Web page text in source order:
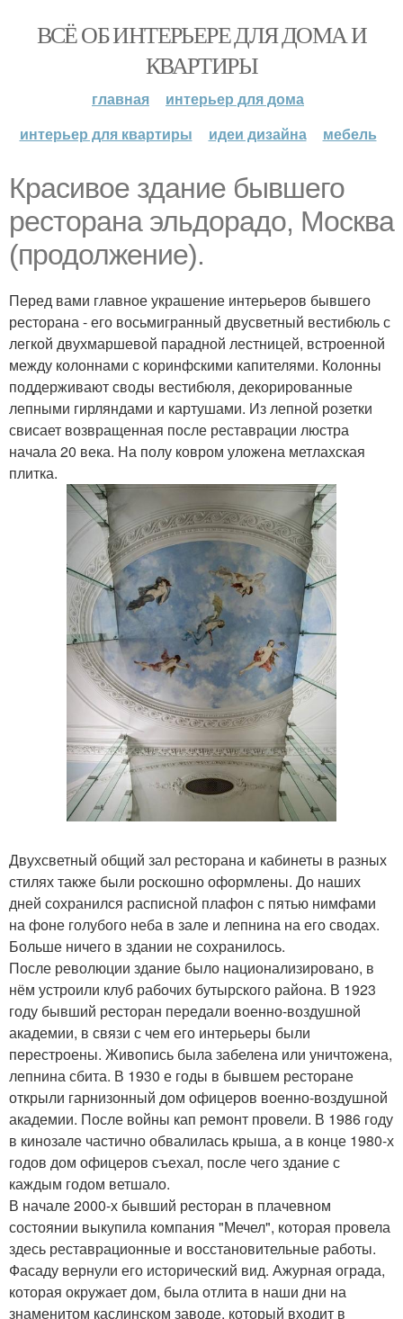
ВСЁ ОБ ИНТЕРЬЕРЕ ДЛЯ ДОМА И
КВАРТИРЫ
главная
интерьер для дома
интерьер для квартиры
идеи дизайна мебель
Красивое здание бывшего
ресторана эльдорадо, Москва
(продолжение).
Перед вами главное украшение интерьеров бывшего
ресторана - его восьмигранный двусветный вестибюль с
легкой двухмаршевой парадной лестницей, встроенной
между колоннами с коринфскими капителями. Колонны
поддерживают своды вестибюля, декорированные
лепными гирляндами и картушами. Из лепной розетки
свисает возвращенная после реставрации люстра
начала 20 века. На полу ковром уложена метлахская
плитка.
Двухсветный общий зал ресторана и кабинеты в разных
стилях также были роскошно оформлены. До наших
дней сохранился расписной плафон с пятью нимфами
на фоне голубого неба в зале и лепнина на его сводах.
Больше ничего в здании не сохранилось.
После революции здание было национализировано, в
нём устроили клуб рабочих бутырского района. В 1923
году бывший ресторан передали военно-воздушной
академии, в связи с чем его интерьеры были
перестроены. Живопись была забелена или уничтожена,
лепнина сбита. В 1930 е годы в бывшем ресторане
открыли гарнизонный дом офицеров военно-воздушной
академии. После войны кап ремонт провели. В 1986 году
в кинозале частично обвалилась крыша, а в конце 1980-х
годов дом офицеров съехал, после чего здание с
каждым годом ветшало.
В начале 2000-х бывший ресторан в плачевном
состоянии выкупила компания "Мечел", которая провела
здесь реставрационные и восстановительные работы.
Фасаду вернули его исторический вид. Ажурная ограда,
которая окружает дом, была отлита в наши дни на
знаменитом каслинском заводе, который входит в